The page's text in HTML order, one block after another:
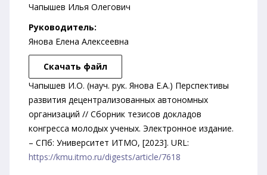
Чапышев Илья Олегович
Руководитель:
Янова Елена Алексеевна
Скачать файл
Чапышев И.О. (науч. рук. Янова Е.А.) Перспективы
развития децентрализованных автономных
организаций // Сборник тезисов докладов
конгресса молодых ученых. Электронное издание.
– СПб: Университет ИТМО, [2023]. URL:
https://kmu.itmo.ru/digests/article/7618